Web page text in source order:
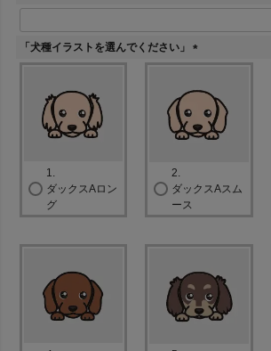
「犬種イラストを選んでください」
(
1.
ダックスAロン
グ
2.
ダックスAスム
ース